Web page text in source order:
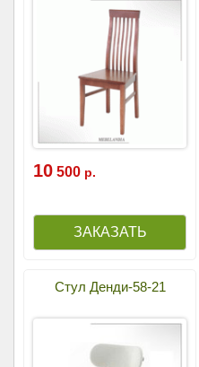
10 500 р.
Стул Денди-58-21